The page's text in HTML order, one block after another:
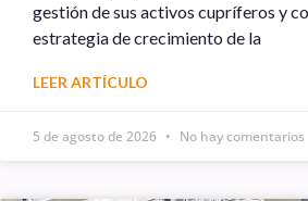
gestión de sus activos cupríferos y
estrategia de crecimiento de la
LEER ARTÍCULO
5 de agosto de 2026 No hay comentarios